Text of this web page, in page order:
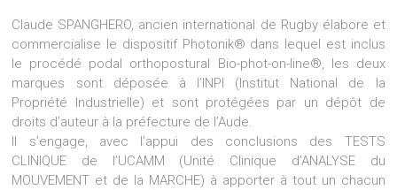
Claude SPANGHERO, ancien international de Rugby élabore et
commercialise le dispositif Photonik® dans lequel est inclus
le procédé podal orthopostural Bio-phot-on-line®, les deux
marques sont déposée à l’INPI (Institut National de la
Propriété Industrielle) et sont protégées par un dépôt de
droits d’auteur à la préfecture de l’Aude.
Il s’engage, avec l’appui des conclusions des TESTS
CLINIQUE de l’UCAMM (Unité Clinique d’ANALYSE du
MOUVEMENT et de la MARCHE) à apporter à tout un chacun